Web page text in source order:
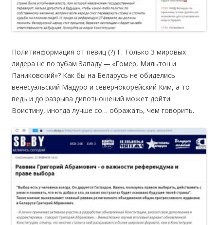
Политинформация от певиц (?) Г. Только 3 мировых
лидера не по зубам Западу — «Гомер, Мильтон и
Паниковский»? Как бы на Беларусь не обиделись
венесуэльский Мадуро и севернокорейский Ким, а то
ведь и до разрыва дипотношений может дойти.
Воистину, иногда лучше со… ображать, чем говорить.